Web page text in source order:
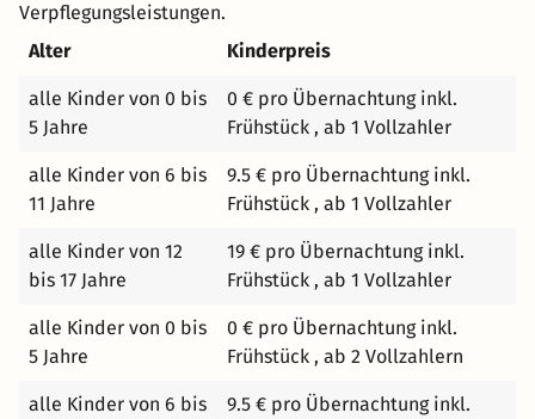
Verpflegungsleistungen.
Alter
Kinderpreis
alle Kinder von 0 bis
5 Jahre
0 € pro Übernachtung inkl.
Frühstück , ab 1 Vollzahler
alle Kinder von 6 bis
11 Jahre
9.5 € pro Übernachtung inkl.
Frühstück , ab 1 Vollzahler
alle Kinder von 12
bis 17 Jahre
19 € pro Übernachtung inkl.
Frühstück , ab 1 Vollzahler
alle Kinder von 0 bis
5 Jahre
0 € pro Übernachtung inkl.
Frühstück , ab 2 Vollzahlern
alle Kinder von 6 bis
9.5 € pro Übernachtung inkl.